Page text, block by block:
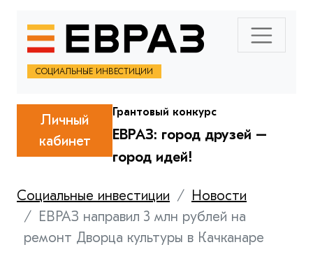
СОЦИАЛЬНЫЕ ИНВЕСТИЦИИ
Личный
кабинет
Грантовый конкурс
ЕВРАЗ: город друзей –
город идей!
Социальные инвестиции
Новости
ЕВРАЗ направил 3 млн рублей на
ремонт Дворца культуры в Качканаре